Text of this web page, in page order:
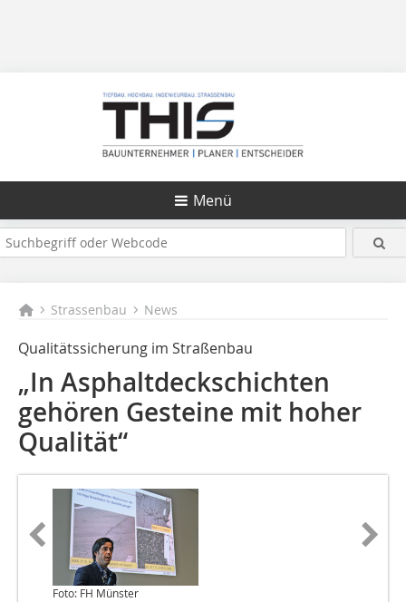
Menü
Strassenbau News
Qualitätssicherung im Straßenbau
„In Asphaltdeckschichten
gehören Gesteine mit hoher
Qualität“
Foto: FH Münster